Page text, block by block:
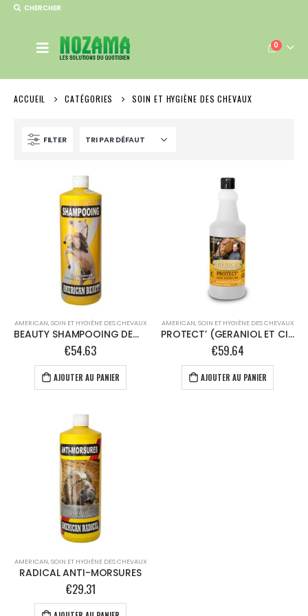
CHERCHER
0
ACCUEIL CATÉGORIES SOIN ET HYGIÈNE DES CHEVAUX
FILTER
AMERICAN,SOIN ET HYGIÈNE DES CHEVAUX
BEAUTY SHAMPOOING DEMELANT BRILLANTEUR
€54.63
AJOUTER AU PANIER
AMERICAN,SOIN ET HYGIÈNE DES CHEVAUX
PROTECT’ (GERANIOL ET CITRUS) – 1L
€59.64
AJOUTER AU PANIER
AMERICAN,SOIN ET HYGIÈNE DES CHEVAUX
RADICAL ANTI-MORSURES
€29.31